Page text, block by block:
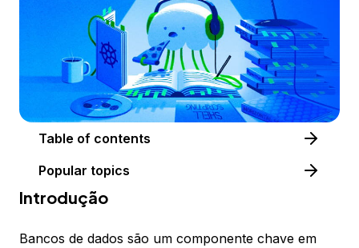
Table of contents
Popular topics
Introdução
Bancos de dados são um componente chave em